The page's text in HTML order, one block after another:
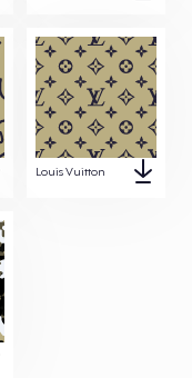
Louis Vuitton